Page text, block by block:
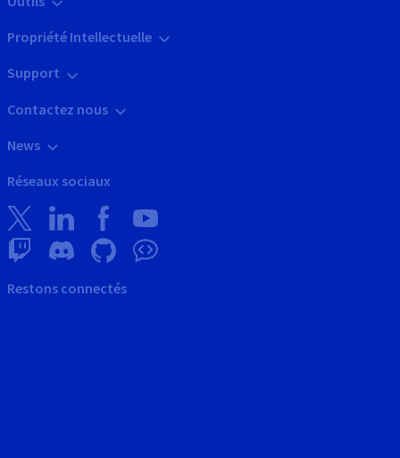
Propriété Intellectuelle
Support
Contactez nous
News
Réseaux sociaux
Restons connectés